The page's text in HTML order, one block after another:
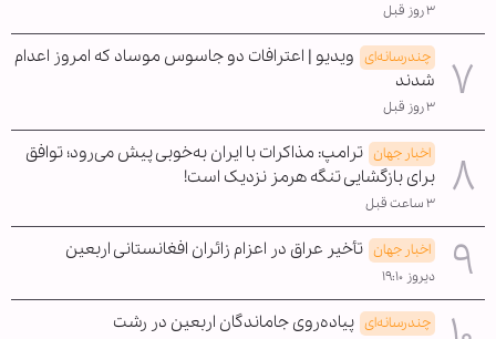
۳ روز قبل
چندرسانه‌ای ویدیو | اعترافات دو جاسوس موساد که امروز اعدام
شدند
۳ روز قبل
اخبار جهان ترامپ: مذاکرات با ایران به‌خوبی پیش می‌رود؛ توافق
برای بازگشایی تنگه هرمز نزدیک است!
۳ ساعت قبل
اخبار جهان تأخیر عراق در اعزام زائران افغانستانی اربعین
دیروز ۱۹:۱۰
چندرسانه‌ای پیاده‌روی جاماندگان اربعین در رشت